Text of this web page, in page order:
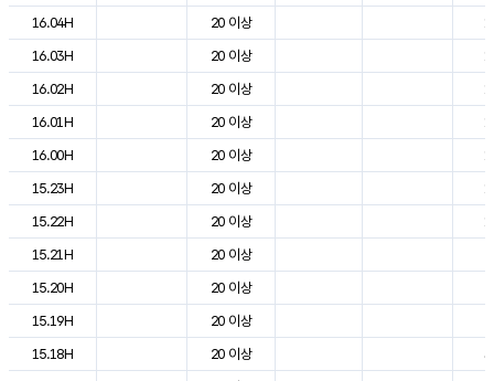
16.04H
20 이상
16.03H
20 이상
16.02H
20 이상
16.01H
20 이상
16.00H
20 이상
15.23H
20 이상
15.22H
20 이상
15.21H
20 이상
15.20H
20 이상
15.19H
20 이상
15.18H
20 이상